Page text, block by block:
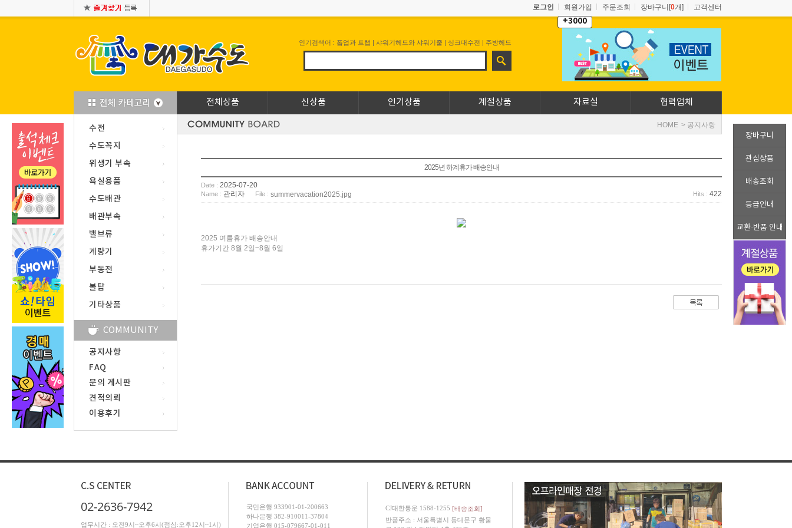
장바구니
관심상품
배송조회
등급안내
교환·반품 안내
+3000
로그인 회원가입 주문조회 장바구니[0개] 고객센터
인기검색어 : 폽업과 트랩 | 샤워기헤드와 샤워기줄 | 싱크대수전 | 주방헤드
전체상품 신상품 인기상품 계절상품 자료실 협력업체
수전
수도꼭지
위생기 부속
욕실용품
수도배관
배관부속
밸브류
계량기
부동전
볼탑
기타상품
COMMUNITY
공지사항
FAQ
문의 게시판
견적의뢰
이용후기
HOME > 공지사항
2025년 하계휴가 배송안내
Date : 2025-07-20
Name : 관리자 File : summervacation2025.jpg Hits : 422
2025 여름휴가 배송안내
휴가기간 8월 2일~8월 6일
02-2636-7942
업무시간 : 오전9시~오후6시(점심:오후12시~1시)
국민은행 933901-01-200663
하나은행 382-910011-37804
기업은행 015-079667-01-011
CJ대한통운 1588-1255 [배송조회]
반품주소 : 서울특별시 동대문구 황물